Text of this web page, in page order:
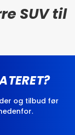
SUV til
og tilbud før